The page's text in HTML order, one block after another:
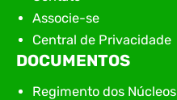
Associe-se
Central de Privacidade
DOCUMENTOS
Regimento dos Núcleos